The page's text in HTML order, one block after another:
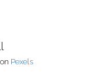
Pexels